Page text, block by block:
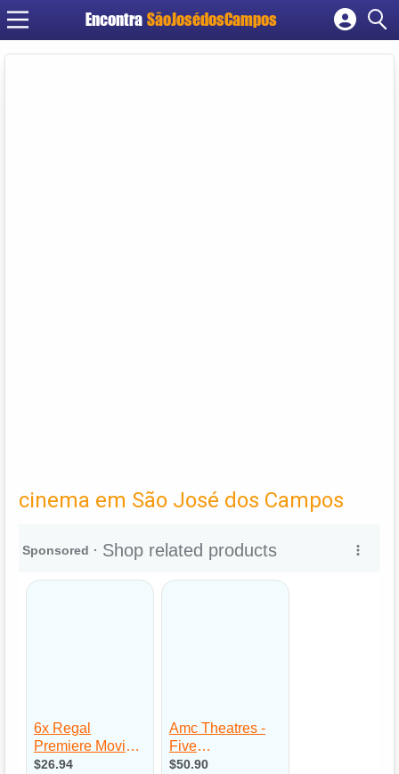
Encontra SãoJosédosCampos
Cadastrar empresa
cinema em São José dos Campos